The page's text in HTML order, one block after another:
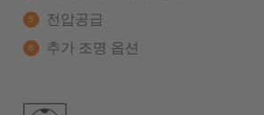
전압공급
추가 조명 옵션